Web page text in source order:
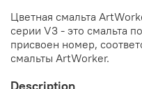
Цветная смальта
серии V3 - это смальта
присвоен номер,
смальты ArtWorker.
Description